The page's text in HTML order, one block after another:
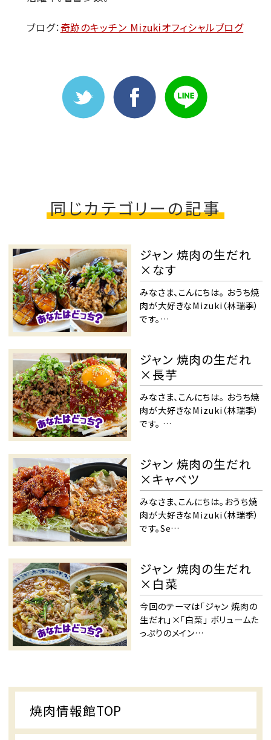
ブログ：奇跡のキッチン Mizukiオフィシャルブログ
同じカテゴリーの記事
ジャン 焼肉の生だれ
×なす
みなさま、こんにちは。 おうち焼
肉が大好きなMizuki（林瑞季）
です。…
ジャン 焼肉の生だれ
×長芋
みなさま、こんにちは。 おうち焼
肉が大好きなMizuki（林瑞季）
です。 …
ジャン 焼肉の生だれ
×キャベツ
みなさま、こんにちは。おうち焼
肉が大好きなMizuki（林瑞季）
です。Se…
ジャン 焼肉の生だれ
×白菜
今回のテーマは「ジャン 焼肉の
生だれ」×「白菜」 ボリュームた
っぷりのメイン…
焼肉情報館TOP